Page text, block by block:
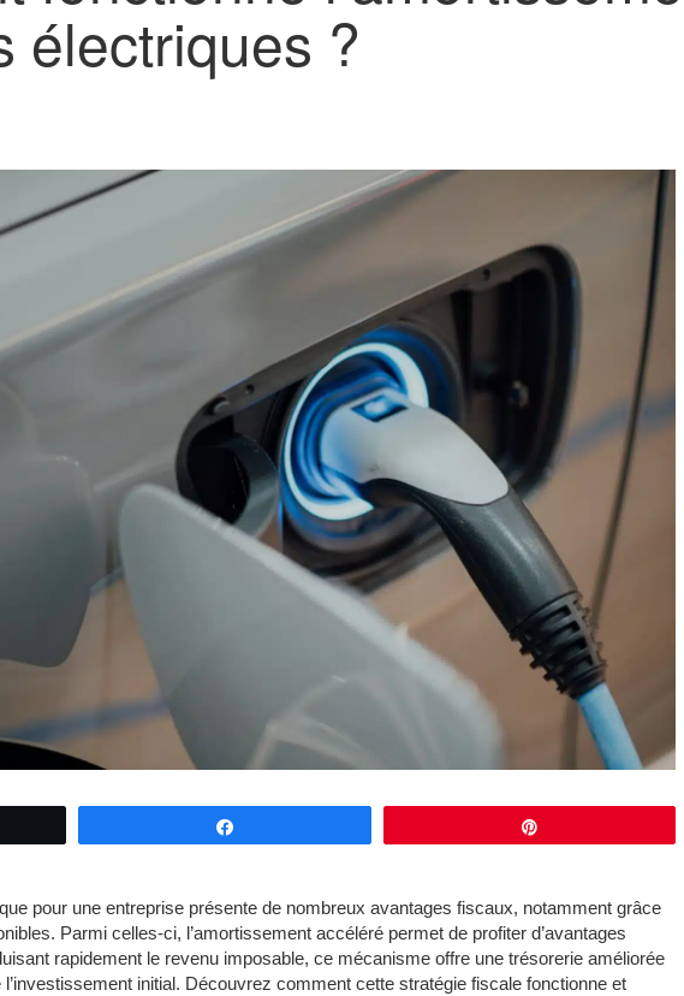
électriques ?
pour une entreprise présente de nombreux avantages fiscaux, notamment grâce
Parmi celles-ci, l’amortissement accéléré permet de profiter d’avantages
rapidement le revenu imposable, ce mécanisme offre une trésorerie améliorée
initial. Découvrez comment cette stratégie fiscale fonctionne et